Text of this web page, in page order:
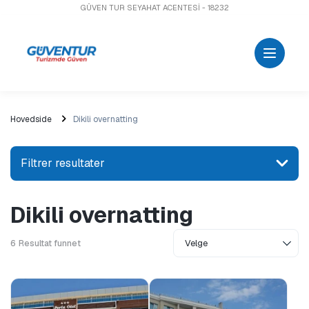
GÜVEN TUR SEYAHAT ACENTESİ - 18232
Hovedside Dikili overnatting
Filtrer resultater
Søk etter et sted eller en aktivitet
Utforske
Dikili overnatting
6 Resultat funnet